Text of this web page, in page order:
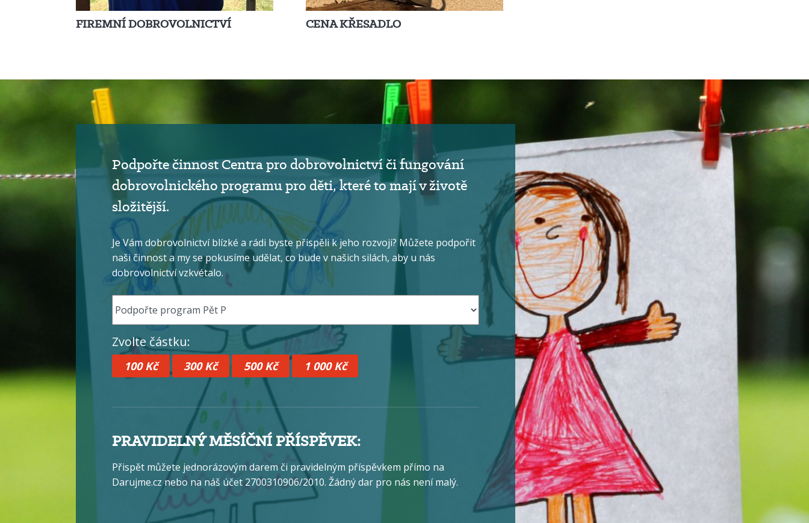
FIREMNÍ DOBROVOLNICTVÍ CENA KŘESADLO
Podpořte činnost Centra pro dobrovolnictví či fungování
dobrovolnického programu pro děti, které to mají v životě
složitější.
Je Vám dobrovolnictví blízké a rádi byste přispěli k jeho rozvoji? Můžete podpořit
naši činnost a my se pokusíme udělat, co bude v našich silách, aby u nás
dobrovolnictví vzkvétalo.
Zvolte částku:
100 Kč 300 Kč 500 Kč 1 000 Kč
PRAVIDELNÝ MĚSÍČNÍ PŘÍSPĚVEK:
Přispět můžete jednorázovým darem či pravidelným příspěvkem přímo na
Darujme.cz nebo na náš účet 2700310906/2010. Žádný dar pro nás není malý.